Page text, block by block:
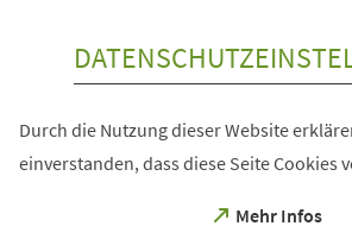
Durch die Nutzung dieser Website
einverstanden, dass diese Seite Cookies
Mehr Infos
(Öffnet